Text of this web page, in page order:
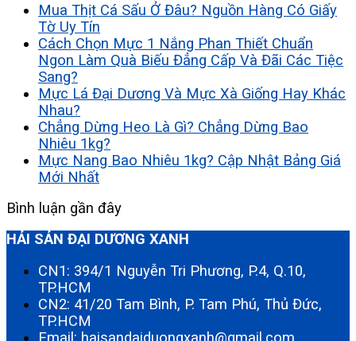
Mua Thịt Cá Sấu Ở Đâu? Nguồn Hàng Có Giấy
Tờ Uy Tín
Cách Chọn Mực 1 Nắng Phan Thiết Chuẩn
Ngon Làm Quà Biếu Đẳng Cấp Và Đãi Các Tiệc
Sang?
Mực Lá Đại Dương Và Mực Xà Giống Hay Khác
Nhau?
Chẳng Dừng Heo Là Gì? Chẳng Dừng Bao
Nhiêu 1kg?
Mực Nang Bao Nhiêu 1kg? Cập Nhật Bảng Giá
Mới Nhất
Bình luận gần đây
HẢI SẢN ĐẠI DƯƠNG XANH
CN1: 394/1 Nguyễn Tri Phương, P.4, Q.10,
TP.HCM
CN2: 41/20 Tam Bình, P. Tam Phú, Thủ Đức,
TP.HCM
Email: haisandaiduongxanh@gmail.com